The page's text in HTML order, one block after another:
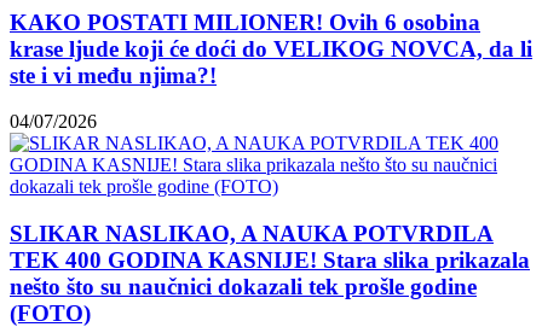
KAKO POSTATI MILIONER! Ovih 6 osobina
krase ljude koji će doći do VELIKOG NOVCA, da li
ste i vi među njima?!
04/07/2026
SLIKAR NASLIKAO, A NAUKA POTVRDILA
TEK 400 GODINA KASNIJE! Stara slika prikazala
nešto što su naučnici dokazali tek prošle godine
(FOTO)